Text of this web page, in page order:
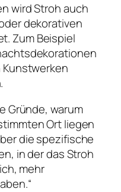
wird Stroh auch
dekorativen
Zum Beispiel
Kunstwerken
Gründe, warum
Ort liegen
die spezifische
in der das Stroh
mehr